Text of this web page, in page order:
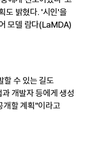
도 밝혔다. '시인'을
모델 람다(LaMDA)
할 수 있는 길도
개발자 등에게 생성
개할 계획"이라고